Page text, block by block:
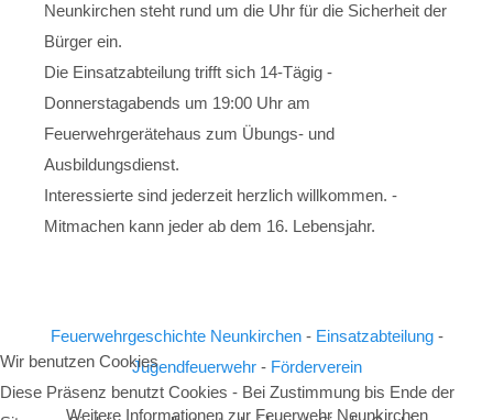
Neunkirchen steht rund um die Uhr für die Sicherheit der
Bürger ein.
Die Einsatzabteilung trifft sich 14-Tägig -
Donnerstagabends um 19:00 Uhr am
Feuerwehrgerätehaus zum Übungs- und
Ausbildungsdienst.
Interessierte sind jederzeit herzlich willkommen. -
Mitmachen kann jeder ab dem 16. Lebensjahr.
Feuerwehrgeschichte Neunkirchen- Einsatzabteilung-
Jugendfeuerwehr- Förderverein
Weitere Informationen zur Feuerwehr Neunkirchen
Wir benutzen Cookies
Diese Präsenz benutzt Cookies - Bei Zustimmung bis Ende der